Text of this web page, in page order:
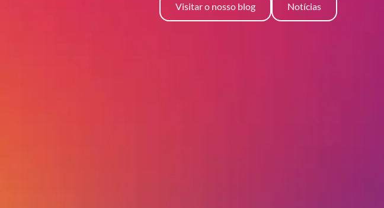
Visitar o nosso blog Notícias